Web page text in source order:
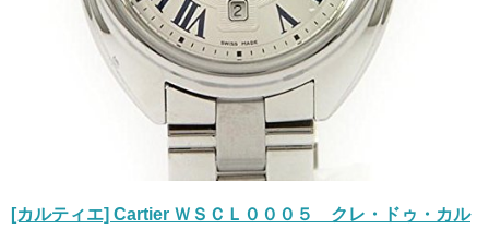
[カルティエ] Cartier ＷＳＣＬ０００５ クレ・ドゥ・カル